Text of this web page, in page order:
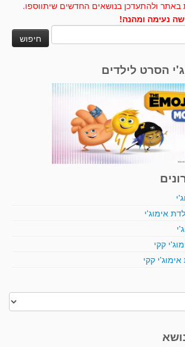
ולהתעדכן בנושאים החדשים שיתווספו.
נעימה ומהנה!
הסרט לילדים
אימוג'י
קקי
קקי